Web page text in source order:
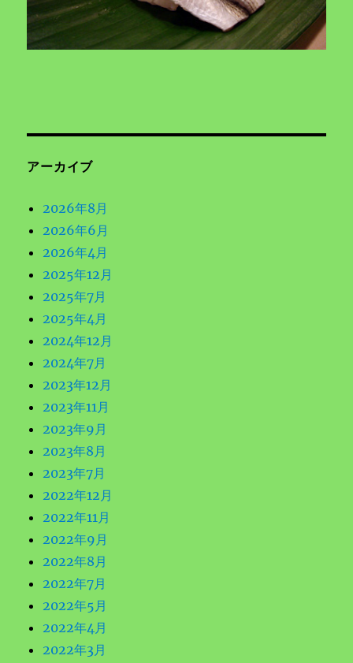
アーカイブ
2026年8月
2026年6月
2026年4月
2025年12月
2025年7月
2025年4月
2024年12月
2024年7月
2023年12月
2023年11月
2023年9月
2023年8月
2023年7月
2022年12月
2022年11月
2022年9月
2022年8月
2022年7月
2022年5月
2022年4月
2022年3月